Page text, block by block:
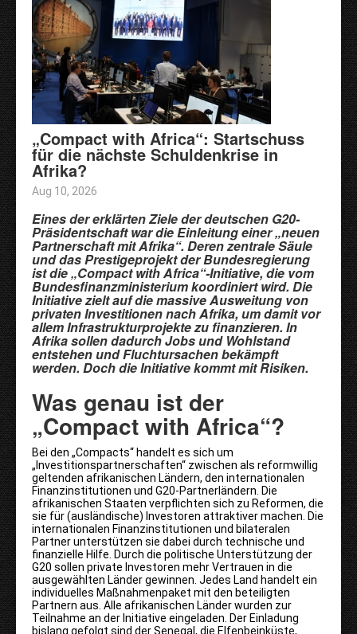
„Compact with Africa“: Startschuss
für die nächste Schuldenkrise in
Afrika?
Aug 10, 2026
Eines der erklärten Ziele der deutschen G20-
Präsidentschaft war die Einleitung einer „neuen
Partnerschaft mit Afrika“. Deren zentrale Säule
und das Prestigeprojekt der Bundesregierung
ist die „Compact with Africa“-Initiative, die vom
Bundesfinanzministerium koordiniert wird. Die
Initiative zielt auf die massive Ausweitung von
privaten Investitionen nach Afrika, um damit vor
allem Infrastrukturprojekte zu finanzieren. In
Afrika sollen dadurch Jobs und Wohlstand
entstehen und Fluchtursachen bekämpft
werden. Doch die Initiative kommt mit Risiken.
Was genau ist der
„Compact with Africa“?
Bei den „Compacts“ handelt es sich um
„Investitionspartnerschaften“ zwischen als reformwillig
geltenden afrikanischen Ländern, den internationalen
Finanzinstitutionen und G20-Partnerländern. Die
afrikanischen Staaten verpflichten sich zu Reformen, die
sie für (ausländische) Investoren attraktiver machen. Die
internationalen Finanzinstitutionen und bilateralen
Partner unterstützen sie dabei durch technische und
finanzielle Hilfe. Durch die politische Unterstützung der
G20 sollen private Investoren mehr Vertrauen in die
ausgewählten Länder gewinnen. Jedes Land handelt ein
individuelles Maßnahmenpaket mit den beteiligten
Partnern aus. Alle afrikanischen Länder wurden zur
Teilnahme an der Initiative eingeladen. Der Einladung
bislang gefolgt sind der Senegal, die Elfenbeinküste,